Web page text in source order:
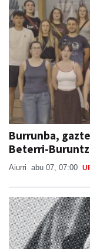
Burrunba,
Beterri-
Aiurri abu 07, 07:00